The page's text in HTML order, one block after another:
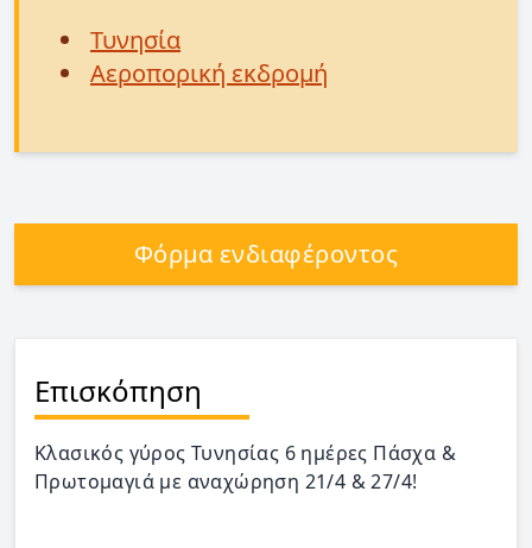
Τυνησία
Αεροπορική εκδρομή
Φόρμα ενδιαφέροντος
Επισκόπηση
Κλασικός γύρος Τυνησίας 6 ημέρες Πάσχα &
Πρωτομαγιά με αναχώρηση 21/4 & 27/4!